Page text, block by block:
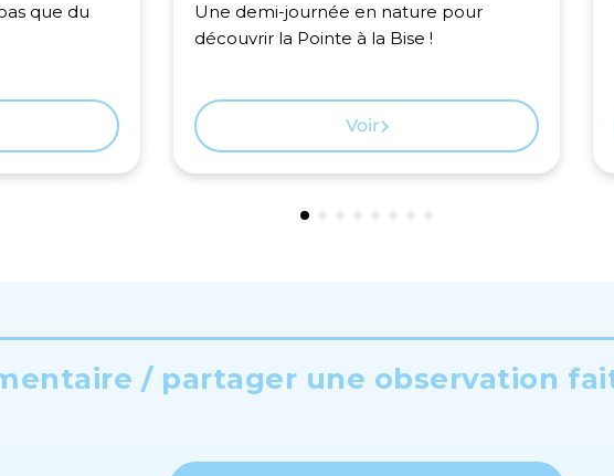
que du
Une demi-journée en nature pour
découvrir la Pointe à la Bise !
Voir
/ partager une observation